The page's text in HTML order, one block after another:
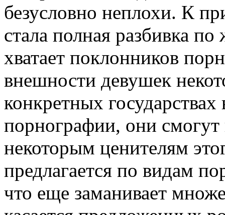
безусловно неплохи. К
стала полная разбивка
хватает поклонников
внешности девушек
конкретных
порнографии, они смогут
некоторым ценителям
предлагается по видам
что еще заманивает